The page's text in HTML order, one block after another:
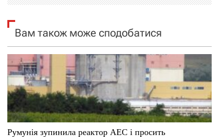
і
я
з
а
п
и
с
Вам також може сподобатися
Румунія зупинила реактор АЕС і просить